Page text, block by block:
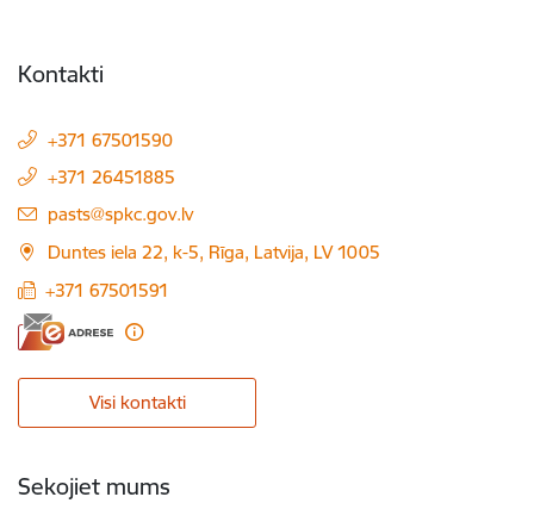
Kontakti
+371 67501590
+371 26451885
E-pasts:
pasts@spkc.gov.lv
Duntes iela 22, k-5, Rīga, Latvija, LV 1005
+371 67501591
Visi kontakti
Sekojiet mums